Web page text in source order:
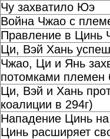
Чу захватило Юэ
Война Чжао с
Правление в Цинь
Ци, Вэй Хань
Чжао, Ци и Янь
потомками племен
Ци, Вэй и Хань
коалиции в 294г)
Нападение Цинь
Цинь расширяет